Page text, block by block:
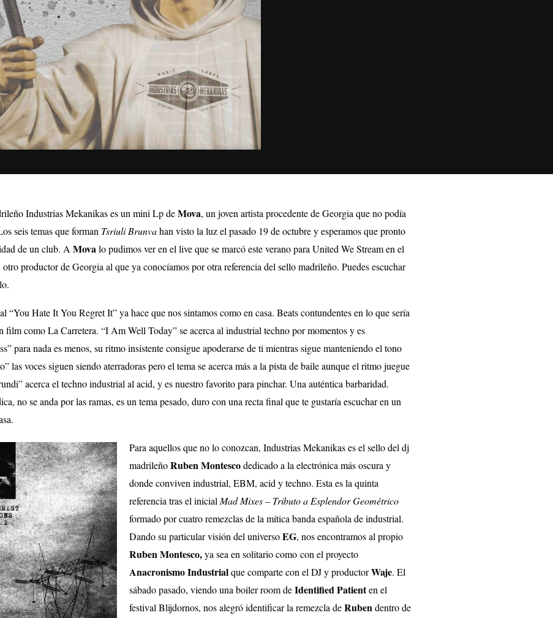
Industrias Mekanikas es un mini Lp deMova, un joven artista procedente de Georgia que no podía
seis temas que forman Tsriuli Brunvahan visto la luz el pasado 19 de octubre y esperamos que pronto
de un club. A Movalo pudimos ver en el live que se marcó este verano para United We Stream en el
otro productor de Georgia al que ya conocíamos por otra referencia del sello madrileño. Puedes escuchar
Hate It You Regret It” ya hace que nos sintamos como en casa. Beats contundentes en lo que sería
film comoLa Carretera. “I Am Well Today” se acerca al industrial techno por momentos y es
para nada es menos, su ritmo insistente consigue apoderarse de ti mientras sigue manteniendo el tono
las voces siguen siendo aterradoras pero el tema se acerca más a la pista de baile aunque el ritmo juegue
acerca el techno industrial al acid, y es nuestro favorito para pinchar. Una auténtica barbaridad.
no se anda por las ramas, es un tema pesado, duro con una recta final que te gustaría escuchar en un
Para aquellos que no lo conozcan, Industrias Mekanikas es el sello del dj
madrileñoRuben Montescodedicado a la electrónica más oscura y
donde conviven industrial, EBM, acid y techno. Esta es la quinta
referencia tras el inicial Mad Mixes – Tributo a Esplendor Geométrico
formado por cuatro remezclas de la mítica banda española de industrial.
Dando su particular visión del universoEG, nos encontramos al propio
Ruben Montesco,ya sea en solitario como con el proyecto
Anacronismo Industrialque comparte con el DJ y productorWaje. El
sábado pasado, viendo una boiler room deIdentified Patienten el
festival Blijdornos, nos alegró identificar la remezcla deRubendentro de